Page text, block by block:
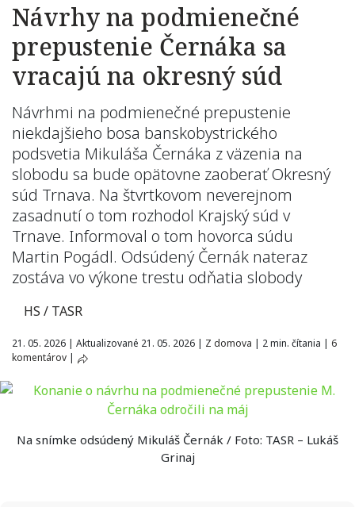
Návrhy na podmienečné
prepustenie Černáka sa
vracajú na okresný súd
Návrhmi na podmienečné prepustenie
niekdajšieho bosa banskobystrického
podsvetia Mikuláša Černáka z väzenia na
slobodu sa bude opätovne zaoberať Okresný
súd Trnava. Na štvrtkovom neverejnom
zasadnutí o tom rozhodol Krajský súd v
Trnave. Informoval o tom hovorca súdu
Martin Pogádl. Odsúdený Černák nateraz
zostáva vo výkone trestu odňatia slobody
HS / TASR
21. 05. 2026 | Aktualizované 21. 05. 2026 | Z domova | 2 min. čítania | 6
komentárov |
Na snímke odsúdený Mikuláš Černák / Foto: TASR – Lukáš
Grinaj